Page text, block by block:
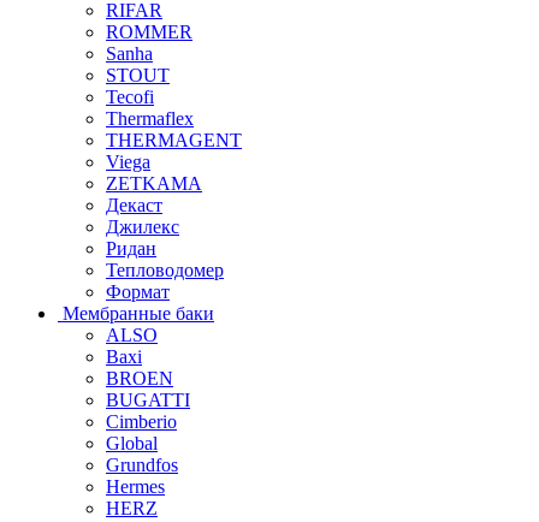
RIFAR
ROMMER
Sanha
STOUT
Tecofi
Thermaflex
THERMAGENT
Viega
ZETKAMA
Декаст
Джилекс
Ридан
Тепловодомер
Формат
Мембранные баки
ALSO
Baxi
BROEN
BUGATTI
Cimberio
Global
Grundfos
Hermes
HERZ